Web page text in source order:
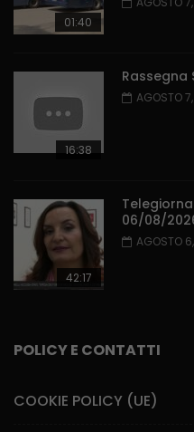
01:40
16:38
Rassegna
AGOSTO
42:17
06/08/
AGOSTO
POLICY E CONTATTI
COOKIE POLICY (UE)